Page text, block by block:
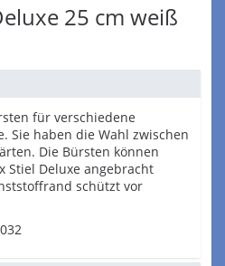
25 cm weiß
für verschiedene
Sie haben die Wahl zwischen
Die Bürsten können
Stiel Deluxe angebracht
schützt vor